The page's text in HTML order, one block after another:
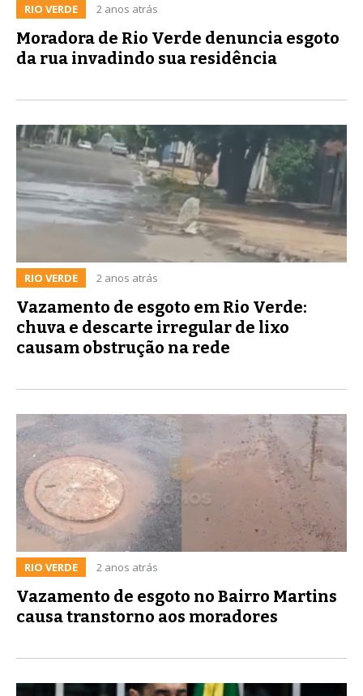
RIO VERDE 2 anos atrás
Moradora de Rio Verde denuncia esgoto
da rua invadindo sua residência
RIO VERDE 2 anos atrás
Vazamento de esgoto em Rio Verde:
chuva e descarte irregular de lixo
causam obstrução na rede
RIO VERDE 2 anos atrás
Vazamento de esgoto no Bairro Martins
causa transtorno aos moradores